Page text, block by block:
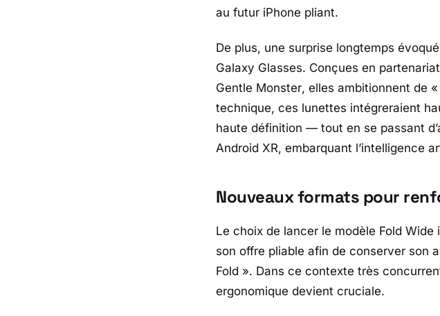
au futur iPhone pliant.
De plus, une surprise longtemps
Galaxy Glasses. Conçues en
Gentle Monster, elles ambitionnent de «
technique, ces lunettes intégreraient
haute définition — tout en se passant
Android XR, embarquant l’intelligence
Nouveaux formats pour
Le choix de lancer le modèle Fold Wide
son offre pliable afin de conserver son
Fold ». Dans ce contexte très
ergonomique devient cruciale.